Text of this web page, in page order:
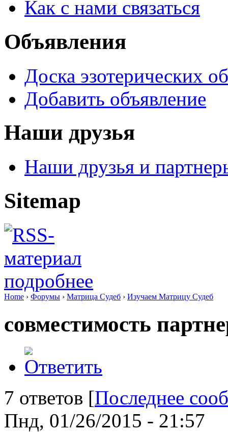
Как с нами связаться
Объявления
Доска эзотерических
Добавить объявление
Наши друзья
Наши друзья и
Sitemap
подробнее
Home › Форумы › Матрица Судеб › Изучаем Матрицу Судеб
совместимость
7 ответов [Последнее
Пнд, 01/26/2015 - 21:57